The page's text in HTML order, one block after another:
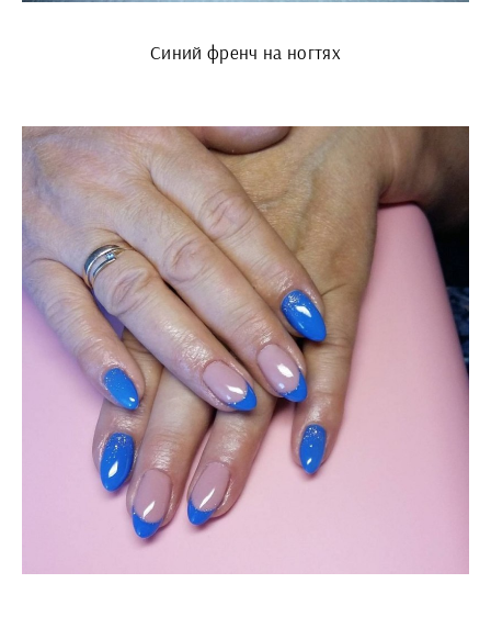
Синий френч на ногтях